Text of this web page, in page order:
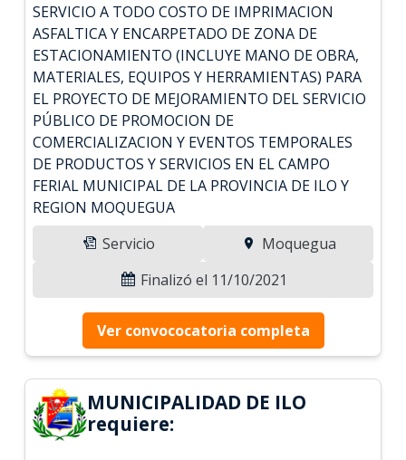
SERVICIO A TODO COSTO DE IMPRIMACION
ASFALTICA Y ENCARPETADO DE ZONA DE
ESTACIONAMIENTO (INCLUYE MANO DE OBRA,
MATERIALES, EQUIPOS Y HERRAMIENTAS) PARA
EL PROYECTO DE MEJORAMIENTO DEL SERVICIO
PÚBLICO DE PROMOCION DE
COMERCIALIZACION Y EVENTOS TEMPORALES
DE PRODUCTOS Y SERVICIOS EN EL CAMPO
FERIAL MUNICIPAL DE LA PROVINCIA DE ILO Y
REGION MOQUEGUA
Servicio
Moquegua
Finalizó el 11/10/2021
Ver convococatoria completa
MUNICIPALIDAD DE ILO
requiere: